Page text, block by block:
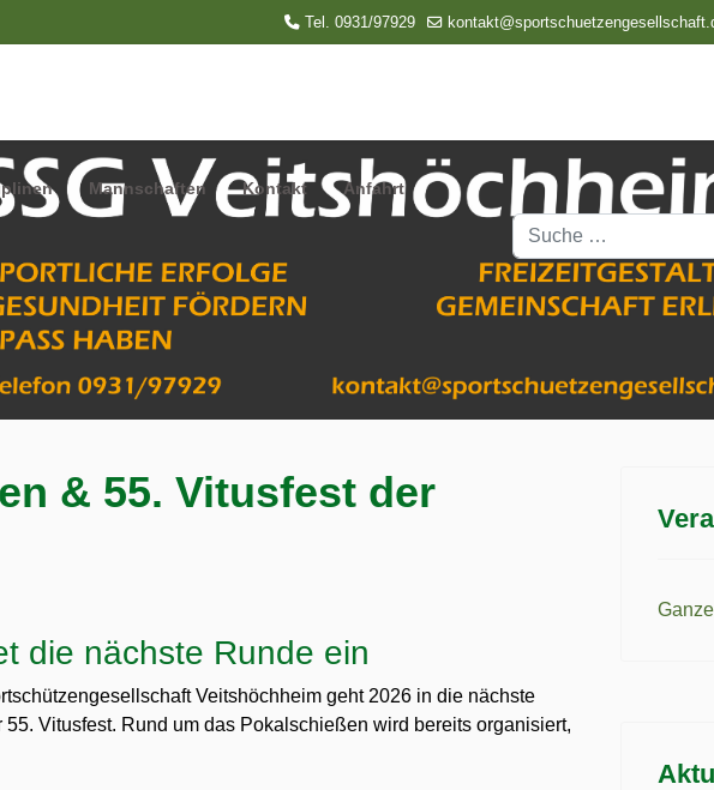
Tel. 0931/97929
Mannschaften Kontakt Anfahrt
Suchen
& 55. Vitusfest der
die nächste Runde ein
Veitshöchheim geht 2026 in die nächste
Vitusfest. Rund um das Pokalschießen wird bereits organisiert,